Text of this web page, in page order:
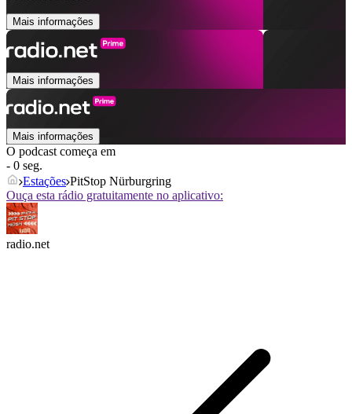
Mais informações
Mais informações
Mais informações
O podcast começa em
- 0 seg.
Estações PitStop Nürburgring
Ouça esta rádio gratuitamente no aplicativo:
radio.net